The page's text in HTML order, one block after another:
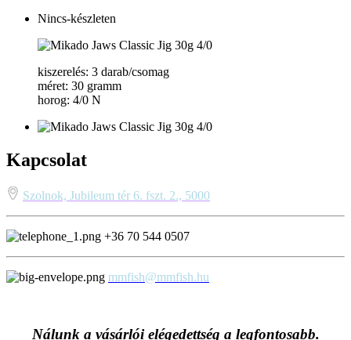
Nincs-készleten
kiszerelés: 3 darab/csomag
méret: 30 gramm
horog: 4/0 N
Kapcsolat
Szolnok, Jubileum tér 6. fszt. 2., 5000
+36 70 544 0507
mmfish@mmfish.hu
Nálunk a vásárlói elégedettség a legfontosabb.